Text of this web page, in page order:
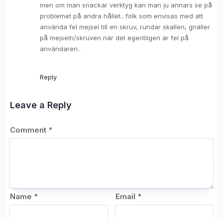
men om man snackar verktyg kan man ju annars se på
problemet på andra hållet.. folk som envisas med att
använda fel mejsel till en skruv, rundar skallen, gnäller
på mejseln/skruven när det egentligen är fel på
användaren..
Reply
Leave a Reply
Comment *
Name * Email *